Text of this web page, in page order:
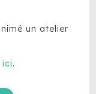
un atelier
ici.